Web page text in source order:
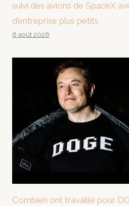
suivi des avions de SpaceX
d’entreprise plus petits
6 août 2026
Combien ont travaillé pour